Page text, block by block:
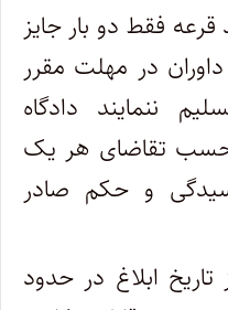
فقط دو بار جایز
در مهلت مقرر
ننمایند دادگاه
حسب تقاضای هر یک
و حکم صادر
ابلاغ در حدود